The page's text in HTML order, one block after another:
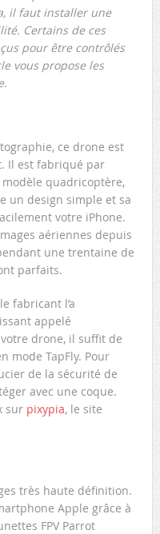
il faut installer une
Certains de ces
pour être contrôlés
vous propose les
ce drone est
Il est fabriqué par
modèle quadricoptère,
un design simple et sa
votre iPhone.
aériennes depuis
une trentaine de
parfaits.
fabricant l’a
appelé
drone, il suffit de
mode TapFly. Pour
de la sécurité de
avec une coque.
sur pixypia, le site
très haute définition.
Apple grâce à
FPV Parrot